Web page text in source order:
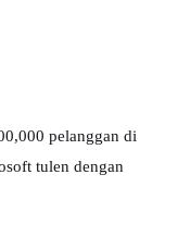
pelanggan di
tulen dengan